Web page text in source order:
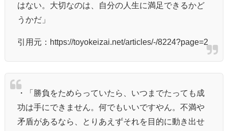
はない。大切なのは、自分の人生に満足できるかど
うかだ」
引用元：https://toyokeizai.net/articles/-/8224?page=2
・「勝負をためらっていたら、いつまでたっても成
功は手にできません。何でもいいですやん。不満や
矛盾があるなら、とりあえずそれを目的に動き出せ